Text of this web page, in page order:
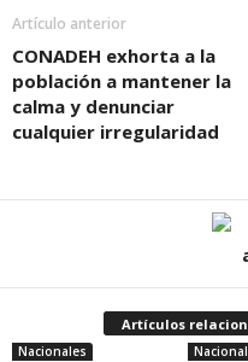
Artículo anterior
CONADEH exhorta a la
población a mantener la
calma y denunciar
cualquier irregularidad
Artículos
Nacionales